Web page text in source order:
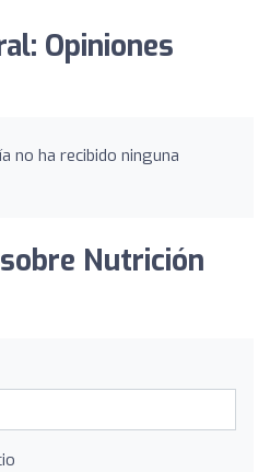
Opiniones
no ha recibido ninguna
Nutrición